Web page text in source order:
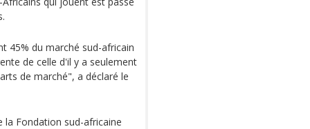
45% du marché sud-africain
de celle d'il y a seulement
de marché", a déclaré le
la Fondation sud-africaine